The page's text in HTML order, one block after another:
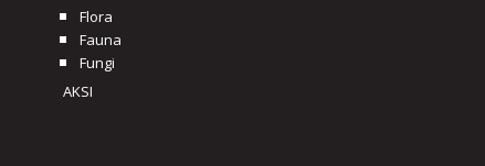
Flora
Fauna
Fungi
AKSI